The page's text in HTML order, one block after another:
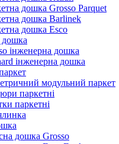
дошка Grosso Parquet
дошка Barlinek
дошка Esco
дошка
інженерна дошка
інженерна дошка
модульний паркет
паркетні
паркетні
дошка Grosso